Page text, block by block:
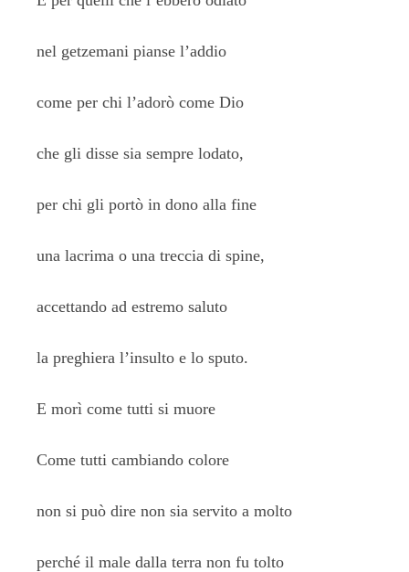
nel getzemani pianse l’addio
come per chi l’adorò come Dio
che gli disse sia sempre lodato,
per chi gli portò in dono alla fine
una lacrima o una treccia di spine,
accettando ad estremo saluto
la preghiera l’insulto e lo sputo.
E morì come tutti si muore
Come tutti cambiando colore
non si può dire non sia servito a molto
perché il male dalla terra non fu tolto